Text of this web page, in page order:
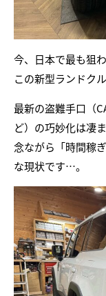
今、日本で最も狙
この新型ランドク
最新の盗難手口（
ど）の巧妙化は凄
念ながら「時間稼
な現状です…。